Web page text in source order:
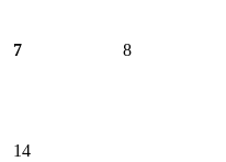
7 8
14